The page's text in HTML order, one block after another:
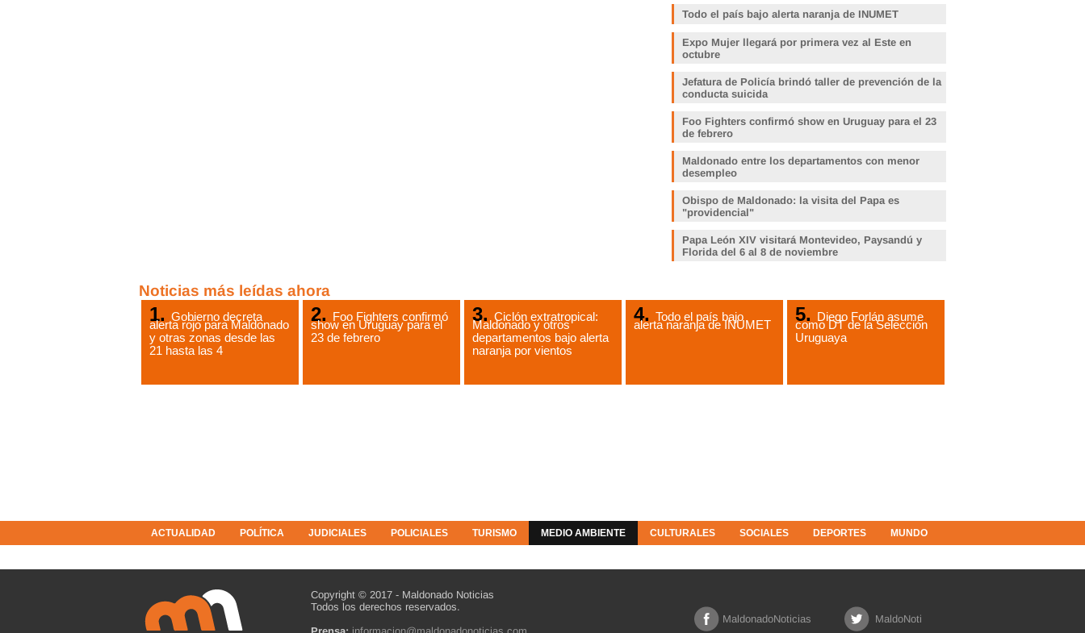
Todo el país bajo alerta naranja de INUMET
Expo Mujer llegará por primera vez al Este en
octubre
Jefatura de Policía brindó taller de prevención de la
conducta suicida
Foo Fighters confirmó show en Uruguay para el 23
de febrero
Maldonado entre los departamentos con menor
desempleo
Obispo de Maldonado: la visita del Papa es
"providencial"
Papa León XIV visitará Montevideo, Paysandú y
Florida del 6 al 8 de noviembre
Noticias más leídas ahora
Gobierno decreta
alerta rojo para Maldonado
y otras zonas desde las
21 hasta las 4
Foo Fighters confirmó
show en Uruguay para el
23 de febrero
Ciclón extratropical:
Maldonado y otros
departamentos bajo alerta
naranja por vientos
Todo el país bajo
alerta naranja de INUMET
Diego Forlán asume
como DT de la Selección
Uruguaya
ACTUALIDAD POLÍTICA JUDICIALES POLICIALES TURISMO MEDIO AMBIENTE CULTURALES SOCIALES DEPORTES MUNDO
Copyright © 2017 - Maldonado Noticias
Todos los derechos reservados.
MaldonadoNoticias MaldoNoti